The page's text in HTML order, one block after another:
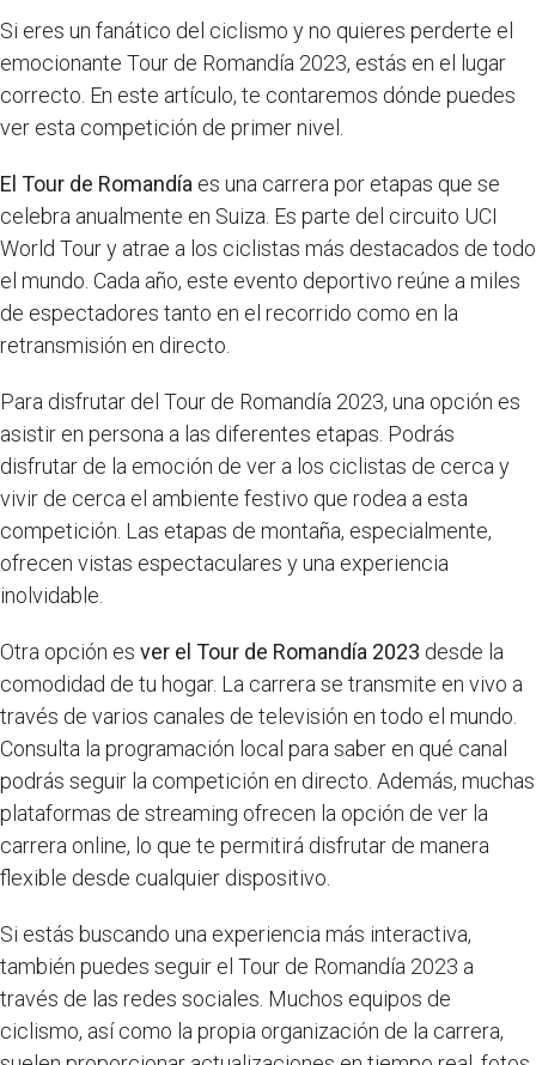
Si eres un fanático del ciclismo y no quieres perderte el
emocionante Tour de Romandía 2023, estás en el lugar
correcto. En este artículo, te contaremos dónde puedes
ver esta competición de primer nivel.
El Tour de Romandía es una carrera por etapas que se
celebra anualmente en Suiza. Es parte del circuito UCI
World Tour y atrae a los ciclistas más destacados de todo
el mundo. Cada año, este evento deportivo reúne a miles
de espectadores tanto en el recorrido como en la
retransmisión en directo.
Para disfrutar del Tour de Romandía 2023, una opción es
asistir en persona a las diferentes etapas. Podrás
disfrutar de la emoción de ver a los ciclistas de cerca y
vivir de cerca el ambiente festivo que rodea a esta
competición. Las etapas de montaña, especialmente,
ofrecen vistas espectaculares y una experiencia
inolvidable.
Otra opción es ver el Tour de Romandía 2023 desde la
comodidad de tu hogar. La carrera se transmite en vivo a
través de varios canales de televisión en todo el mundo.
Consulta la programación local para saber en qué canal
podrás seguir la competición en directo. Además, muchas
plataformas de streaming ofrecen la opción de ver la
carrera online, lo que te permitirá disfrutar de manera
flexible desde cualquier dispositivo.
Si estás buscando una experiencia más interactiva,
también puedes seguir el Tour de Romandía 2023 a
través de las redes sociales. Muchos equipos de
ciclismo, así como la propia organización de la carrera,